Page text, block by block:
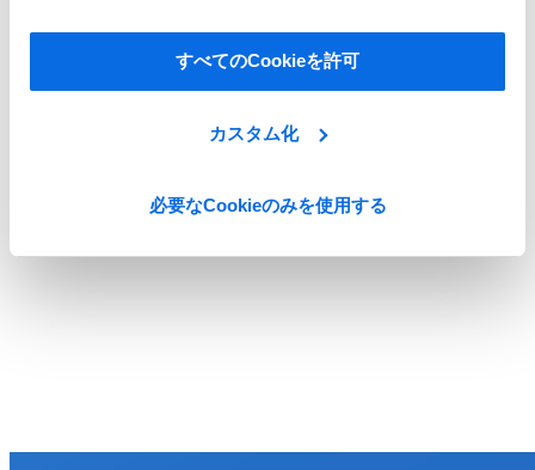
すべてのCookieを許可
カスタム化
必要なCookieのみを使用する